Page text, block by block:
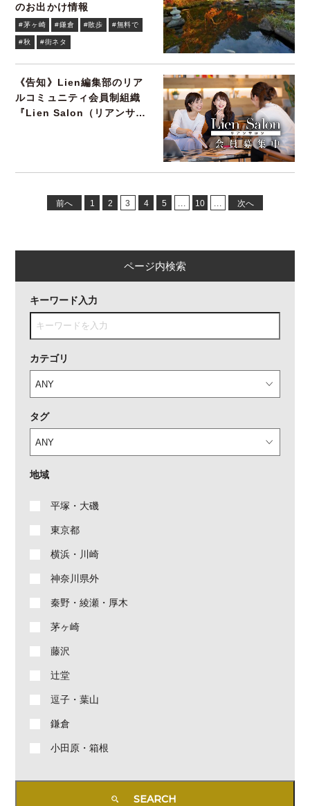
のお出かけ情報
#茅ヶ崎 #鎌倉 #散歩 #無料で
#秋 #街ネタ
《告知》Lien編集部のリア
ルコミュニティ会員制組織
『Lien Salon（リアンサロ
前へ 1 2 3 4 5 ... 10 ... 次へ
ページ内検索
キーワード入力
カテゴリ
タグ
地域
平塚・大磯
東京都
横浜・川崎
神奈川県外
秦野・綾瀬・厚木
茅ヶ崎
藤沢
辻堂
逗子・葉山
鎌倉
小田原・箱根